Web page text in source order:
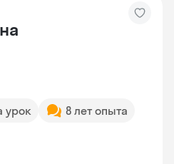
урок 8 лет опыта